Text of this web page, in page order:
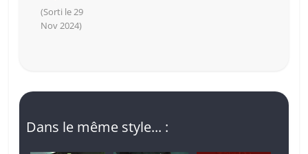
(Sorti le 29
Nov 2024)
Dans le même style... :